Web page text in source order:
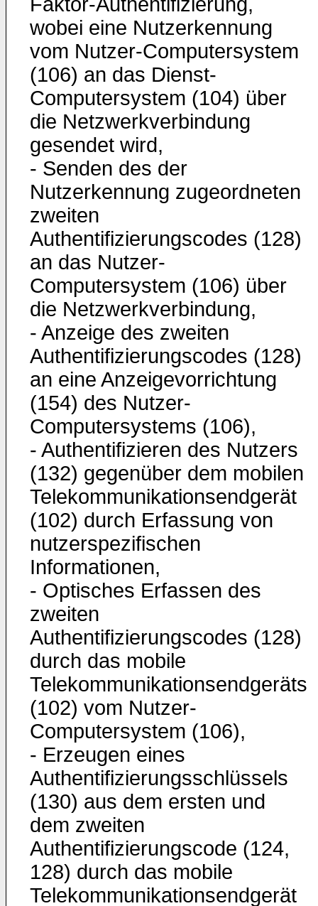
wobei eine Nutzerkennung
vom Nutzer-Computersystem
(106) an das Dienst-
Computersystem (104) über
die Netzwerkverbindung
gesendet wird,
- Senden des der
Nutzerkennung zugeordneten
zweiten
Authentifizierungscodes (128)
an das Nutzer-
Computersystem (106) über
die Netzwerkverbindung,
- Anzeige des zweiten
Authentifizierungscodes (128)
an eine Anzeigevorrichtung
(154) des Nutzer-
Computersystems (106),
- Authentifizieren des Nutzers
(132) gegenüber dem mobilen
Telekommunikationsendgerät
(102) durch Erfassung von
nutzerspezifischen
Informationen,
- Optisches Erfassen des
zweiten
Authentifizierungscodes (128)
durch das mobile
Telekommunikationsendgeräts
(102) vom Nutzer-
Computersystem (106),
- Erzeugen eines
Authentifizierungsschlüssels
(130) aus dem ersten und
dem zweiten
Authentifizierungscode (124,
128) durch das mobile
Telekommunikationsendgerät